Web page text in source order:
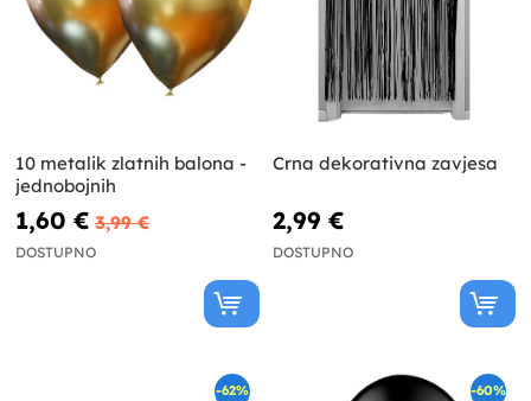
10 metalik zlatnih balona -
jednobojnih
1,60 € 3,99 €
DOSTUPNO
Crna dekorativna zavjesa
2,99 €
DOSTUPNO
-62% -60%